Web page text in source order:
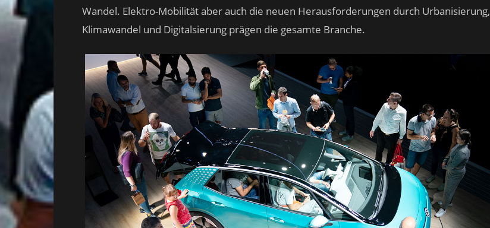
Wandel. Elektro-Mobilität aber auch die neuen Herausforderungen durch Urbanisierung,
Klimawandel und Digitalsierung prägen die gesamte Branche.